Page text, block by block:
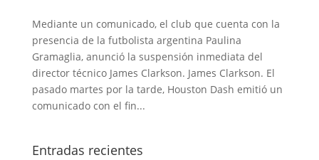
Mediante un comunicado, el club que cuenta con la
presencia de la futbolista argentina Paulina
Gramaglia, anunció la suspensión inmediata del
director técnico James Clarkson. James Clarkson. El
pasado martes por la tarde, Houston Dash emitió un
comunicado con el fin...
Entradas recientes